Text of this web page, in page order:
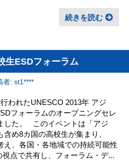
続きを読む
生ESDフォーラム
者: st1****
われたUNESCO 2013年 アジ
フォーラムのオープニングセレ
した。 このイベントは「アジ
含め8カ国の高校生が集まり、
え、各国・各地域での持続可能性
点で共有し、フォーラム・デ...